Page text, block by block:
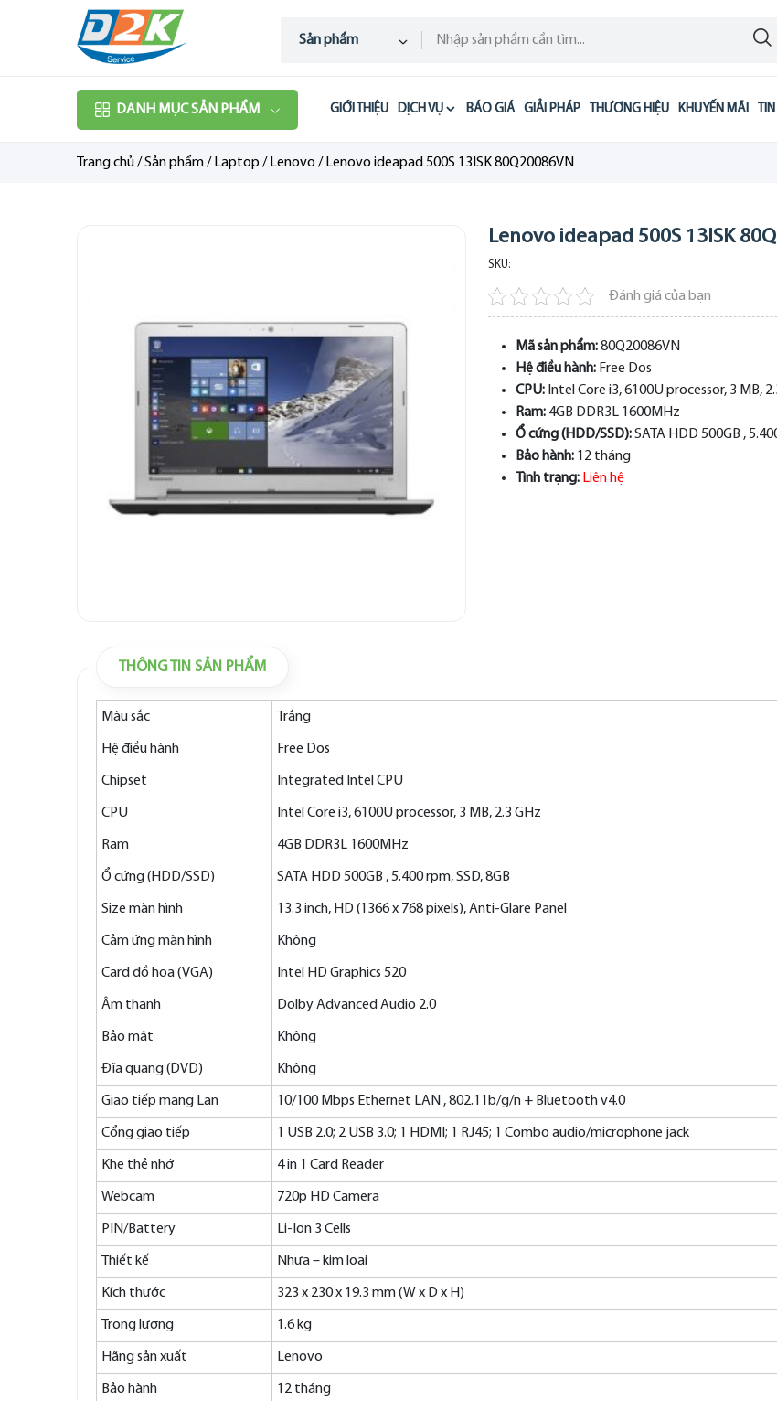
Sản phẩm
DANH MỤC SẢN PHẨM GIỚI THIỆU DỊCH VỤ BÁO GIÁ GIẢI PHÁP THƯƠNG HIỆU KHUYẾN MÃI
Trang chủ/Sản phẩm/ Laptop / Lenovo / Lenovo ideapad 500S 13ISK 80Q20086VN
Lenovo ideapad 500S 13ISK
SKU:
Đánh giá của bạn
Mã sản phẩm:80Q20086VN
Hệ điều hành: Free Dos
CPU: Intel Core i3, 6100U processor, 3 MB,
Ram: 4GB DDR3L 1600MHz
Ổ cứng (HDD/SSD):SATA HDD 500GB ,
Bảo hành: 12 tháng
Tình trạng: Liên hệ
THÔNG TIN SẢN PHẨM
Màu sắc Trắng
Hệ điều hành Free Dos
Chipset Integrated Intel CPU
CPU Intel Core i3, 6100U processor, 3 MB, 2.3 GHz
Ram 4GB DDR3L 1600MHz
Ổ cứng (HDD/SSD) SATA HDD 500GB , 5.400 rpm, SSD, 8GB
Size màn hình 13.3 inch, HD (1366 x 768 pixels), Anti-Glare Panel
Cảm ứng màn hình Không
Card đồ họa (VGA) Intel HD Graphics 520
Âm thanh Dolby Advanced Audio 2.0
Bảo mật Không
Đĩa quang (DVD) Không
Giao tiếp mạng Lan 10/100 Mbps Ethernet LAN , 802.11b/g/n + Bluetooth v4.0
Cổng giao tiếp 1 USB 2.0; 2 USB 3.0; 1 HDMI; 1 RJ45; 1 Combo audio/microphone jack
Khe thẻ nhớ 4 in 1 Card Reader
Webcam 720p HD Camera
PIN/Battery Li-Ion 3 Cells
Thiết kế Nhựa – kim loại
Kích thước 323 x 230 x 19.3 mm (W x D x H)
Trọng lượng 1.6 kg
Hãng sản xuất Lenovo
Bảo hành 12 tháng